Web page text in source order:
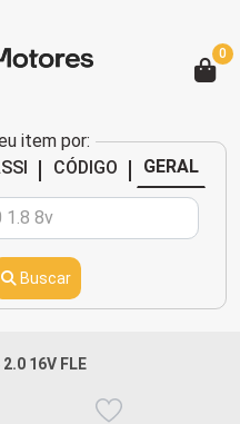
item por:
| CÓDIGO | GERAL
Buscar
0
16V FLE